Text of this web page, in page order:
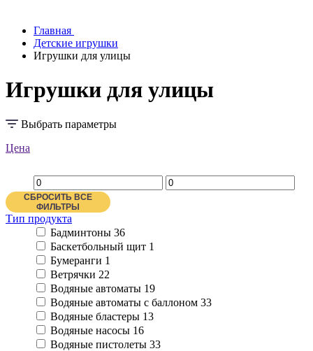
Главная
Детские игрушки
Игрушки для улицы
Игрушки для улицы
Выбрать параметры
Цена
СБРОСИТЬ ВСЕ
ФИЛЬТРЫ
Тип продукта
Бадминтоны 36
Баскетбольный щит 1
Бумеранги 1
Ветрячки 22
Водяные автоматы 19
Водяные автоматы с баллоном 33
Водяные бластеры 13
Водяные насосы 16
Водяные пистолеты 33